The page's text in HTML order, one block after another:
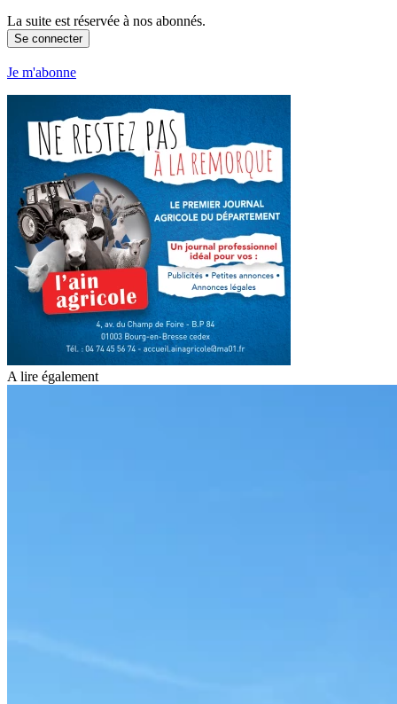
La suite est réservée à nos abonnés.
Se connecter
Je m'abonne
A lire également